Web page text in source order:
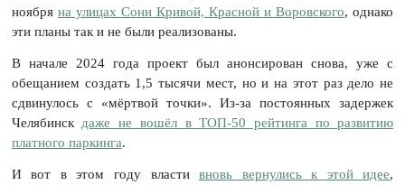
ноября на улицах Сони Кривой, Красной и Воровского, однако
эти планы так и не были реализованы.
В начале 2024 года проект был анонсирован снова, уже с
обещанием создать 1,5 тысячи мест, но и на этот раз дело не
сдвинулось с «мёртвой точки». Из-за постоянных задержек
Челябинск даже не вошёл в ТОП-50 рейтинга по развитию
платного паркинга.
И вот в этом году властивновь вернулись к этой идее,